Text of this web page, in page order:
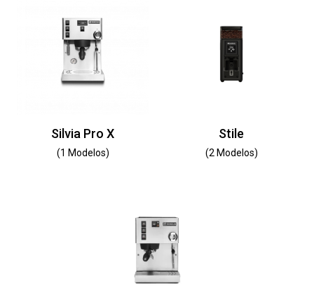
Silvia Pro X
(1 Modelos)
Stile
(2 Modelos)